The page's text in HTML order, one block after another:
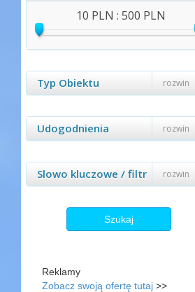
10 PLN : 500 PLN
Typ Obiektu rozwin
Udogodnienia rozwin
Slowo kluczowe / filtr rozwin
Szukaj
Reklamy
Zobacz swoją ofertę tutaj >>